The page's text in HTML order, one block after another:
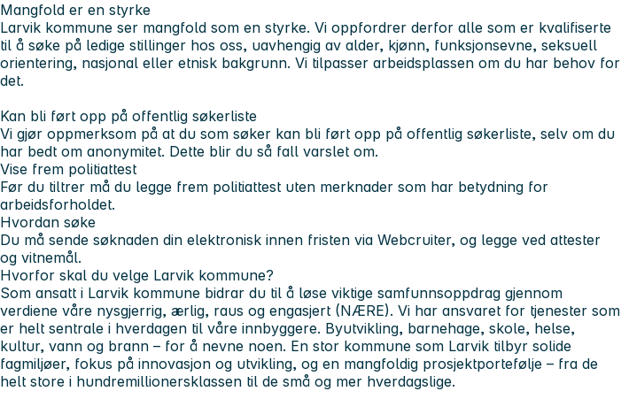
Mangfold er en styrke
Larvik kommune ser mangfold som en styrke. Vi oppfordrer derfor alle som er kvalifiserte
til å søke på ledige stillinger hos oss, uavhengig av alder, kjønn, funksjonsevne, seksuell
orientering, nasjonal eller etnisk bakgrunn. Vi tilpasser arbeidsplassen om du har behov for
det.
Kan bli ført opp på offentlig søkerliste
Vi gjør oppmerksom på at du som søker kan bli ført opp på offentlig søkerliste, selv om du
har bedt om anonymitet. Dette blir du så fall varslet om.
Vise frem politiattest
Før du tiltrer må du legge frem politiattest uten merknader som har betydning for
arbeidsforholdet.
Hvordan søke
Du må sende søknaden din elektronisk innen fristen via Webcruiter, og legge ved attester
og vitnemål.
Hvorfor skal du velge Larvik kommune?
Som ansatt i Larvik kommune bidrar du til å løse viktige samfunnsoppdrag gjennom
verdiene våre nysgjerrig, ærlig, raus og engasjert (NÆRE). Vi har ansvaret for tjenester som
er helt sentrale i hverdagen til våre innbyggere. Byutvikling, barnehage, skole, helse,
kultur, vann og brann – for å nevne noen. En stor kommune som Larvik tilbyr solide
fagmiljøer, fokus på innovasjon og utvikling, og en mangfoldig prosjektportefølje – fra de
helt store i hundremillionersklassen til de små og mer hverdagslige.